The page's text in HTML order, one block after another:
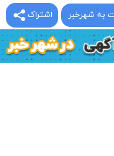
اشتراک به شهرخبر